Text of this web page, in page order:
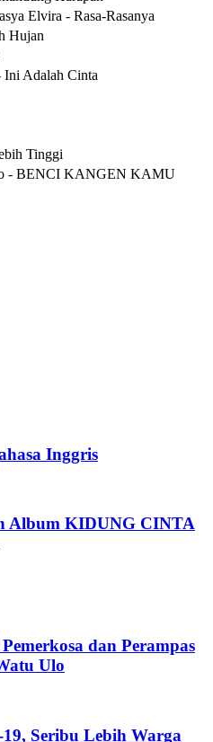
Elvira - Rasa-Rasanya
Hujan
Adalah Cinta
Tinggi
- BENCI KANGEN KAMU
Inggris
Album KIDUNG CINTA
dan Perampas
Ulo
Seribu Lebih Warga